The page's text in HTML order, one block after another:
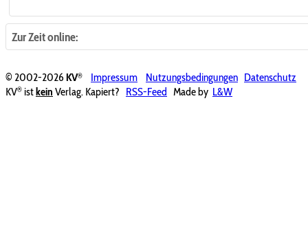
Zur Zeit online:
© 2002-2026KV® Impressum Nutzungsbedingungen Datenschutz
KV® ist kein Verlag. Kapiert? RSS-Feed Made by L&W